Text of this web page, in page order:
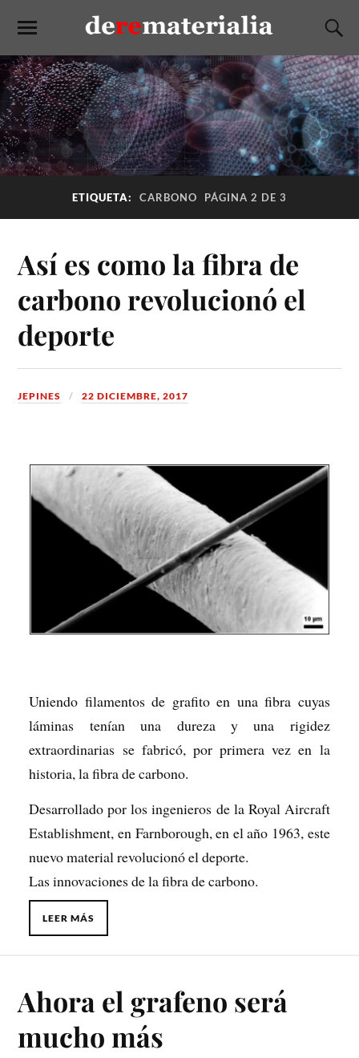
ETIQUETA: CARBONO PÁGINA 2 DE 3
Así es como la fibra de
carbono revolucionó el
deporte
JEPINES 22 DICIEMBRE, 2017
Uniendo filamentos de grafito en una fibra cuyas
láminas tenían una dureza y una rigidez
extraordinarias se fabricó, por primera vez en la
historia, la fibra de carbono.
Desarrollado por los ingenieros de la Royal Aircraft
Establishment, en Farnborough, en el año 1963, este
nuevo material revolucionó el deporte.
Las innovaciones de la fibra de carbono.
LEER MÁS
Ahora el grafeno será
mucho más